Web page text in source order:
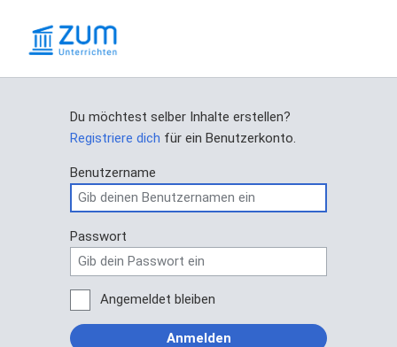
Du möchtest selber Inhalte erstellen?
Registriere dich für ein Benutzerkonto.
Benutzername
Passwort
Angemeldet bleiben
Anmelden